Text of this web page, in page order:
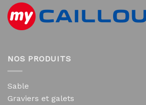
NOS PRODUITS
Sable
Graviers et galets